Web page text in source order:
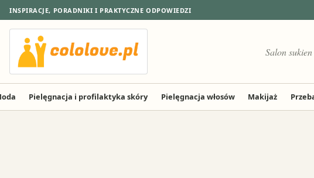
INSPIRACJE, PORADNIKI I PRAKTYCZNE ODPOWIEDZI
Salon
Pielęgnacja i profilaktyka skóry Pielęgnacja włosów Makijaż